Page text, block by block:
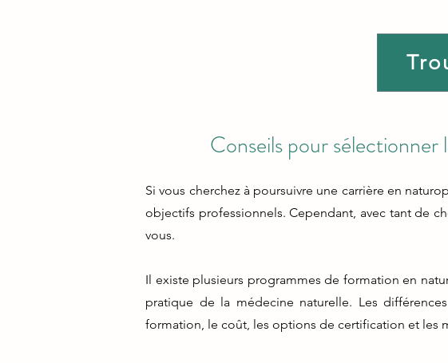
Conseils pour
Si vous cherchez à poursuivre une carrière en
objectifs professionnels. Cependant, avec tant de
vous.
Il existe plusieurs programmes de formation en
pratique de la médecine naturelle. Les
formation, le coût, les options de certification et les